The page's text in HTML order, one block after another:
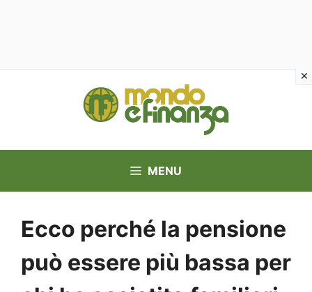
MENU
Ecco perché la pensione
può essere più bassa per